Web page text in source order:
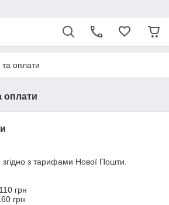
оплати
оплати
згідно з тарифами Нової Пошти.
грн
грн